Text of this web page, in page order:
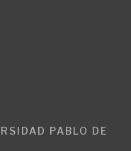
PABLO DE